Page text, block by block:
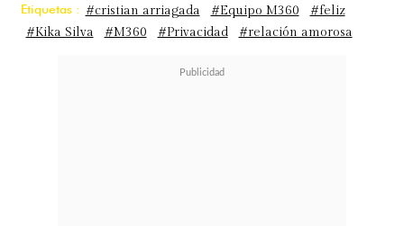
Etiquetas : #cristian arriagada #Equipo M360
#feliz
#Kika Silva
#M360 #Privacidad #relación amorosa